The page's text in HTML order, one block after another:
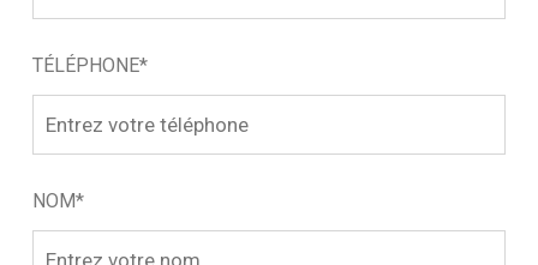
TÉLÉPHONE*
NOM*